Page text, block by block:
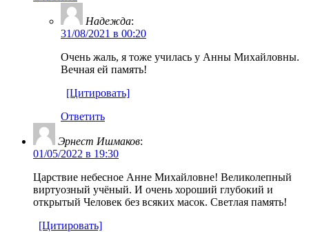
Надежда:
31/08/2021 в 00:20
Очень жаль, я тоже училась у Анны Михайловны.
Вечная ей память!
[Цитировать]
Ответить
Эрнест Ишмаков:
01/05/2022 в 19:30
Царствие небесное Анне Михайловне! Великолепный
виртуозный учёный. И очень хороший глубокий и
открытый Человек без всяких масок. Светлая память!
[Цитировать]